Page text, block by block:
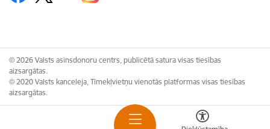
© 2026 Valsts asinsdonoru centrs, publicētā satura visas tiesības
aizsargātas.
© 2020 Valsts kanceleja, Tīmekļvietņu vienotās platformas visas tiesības
aizsargātas.